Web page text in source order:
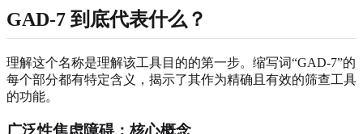
GAD-7 到底代表什么？
理解这个名称是理解该工具目的的第一步。缩写词“GAD-7”的
每个部分都有特定含义，揭示了其作为精确且有效的筛查工具
的功能。